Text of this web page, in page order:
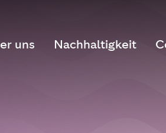
uns Nachhaltigkeit